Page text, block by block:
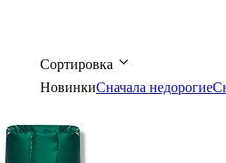
Сортировка
НовинкиСначала недорогие